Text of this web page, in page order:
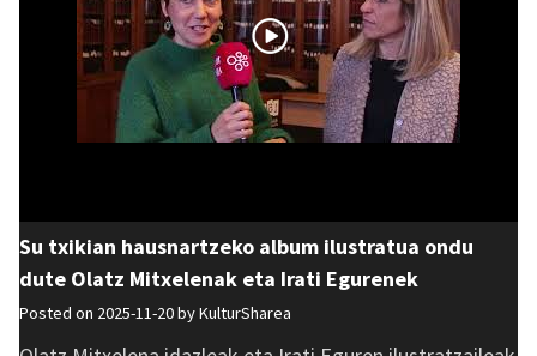
Su txikian hausnartzeko album ilustratua ondu
dute Olatz Mitxelenak eta Irati Egurenek
Posted on 2025-11-20 byKulturSharea